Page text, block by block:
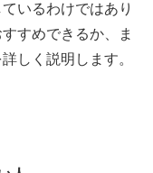
いるわけではあり
すめできるか、ま
しく説明します。